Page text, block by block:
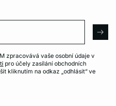
zpracovává vaše osobní údaje v
pro účely zasílání obchodních
kliknutím na odkaz „odhlásit“ ve